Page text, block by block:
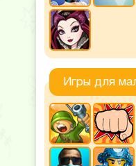
Игры для